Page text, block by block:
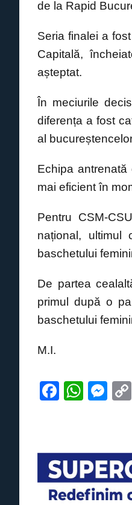
o
o
k
p
p
g
er
de la Rapid
Seria finalei a
Capitală,
așteptat.
În meciurile
diferența a fost
al
Echipa antrenată
mai eficient în
Pentru CSM-
național,
baschetului
De partea
primul după o
baschetului
M.I.
F
e
b
o
W
s
A
p
M
e
n
g